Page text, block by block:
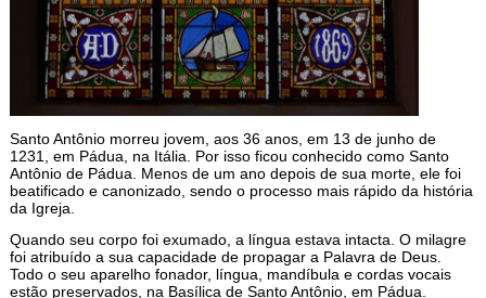
Santo Antônio morreu jovem, aos 36 anos, em 13 de junho de
1231, em Pádua, na Itália. Por isso ficou conhecido como Santo
Antônio de Pádua. Menos de um ano depois de sua morte, ele foi
beatificado e canonizado, sendo o processo mais rápido da história
da Igreja.
Quando seu corpo foi exumado, a língua estava intacta. O milagre
foi atribuído a sua capacidade de propagar a Palavra de Deus.
Todo o seu aparelho fonador, língua, mandíbula e cordas vocais
estão preservados, na Basílica de Santo Antônio, em Pádua.